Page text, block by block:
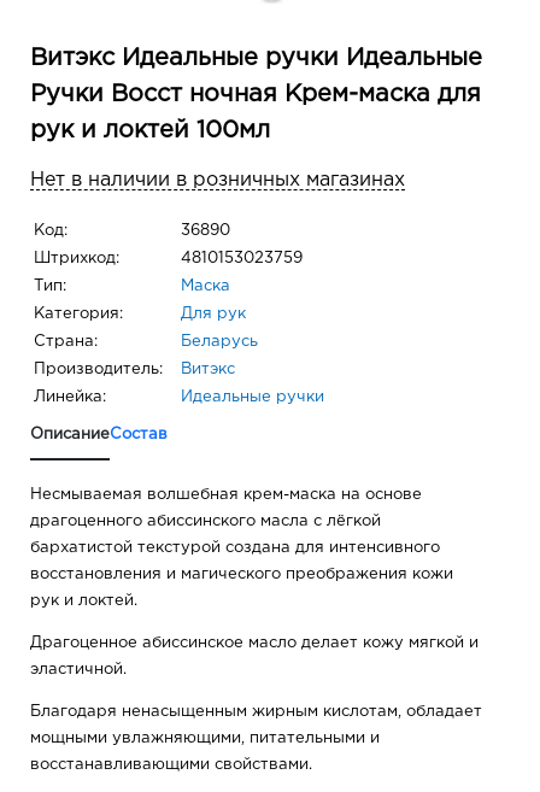
Витэкс Идеальные ручки Идеальные
Ручки Восст ночная Крем-маска для
рук и локтей 100мл
Нет в наличии в розничных магазинах
Код: 36890
Штрихкод: 4810153023759
Тип: Маска
Категория: Для рук
Страна: Беларусь
Производитель: Витэкс
Линейка: Идеальные ручки
ОписаниеСостав
Несмываемая волшебная крем-маска на основе
драгоценного абиссинского масла с лёгкой
бархатистой текстурой создана для интенсивного
восстановления и магического преображения кожи
рук и локтей.
Драгоценное абиссинское масло делает кожу мягкой и
эластичной.
Благодаря ненасыщенным жирным кислотам, обладает
мощными увлажняющими, питательными и
восстанавливающими свойствами.